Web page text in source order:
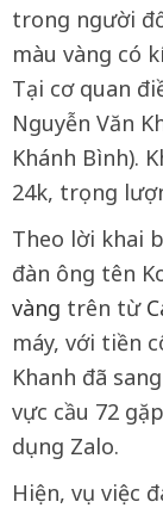
trong người
màu vàng có
Tại cơ quan
Nguyễn Văn
Khánh Bình).
24k, trọng
Theo lời khai
đàn ông tên
vàng trên từ
máy, với tiền
Khanh đã
vực cầu 72
dụng Zalo.
Hiện, vụ việc